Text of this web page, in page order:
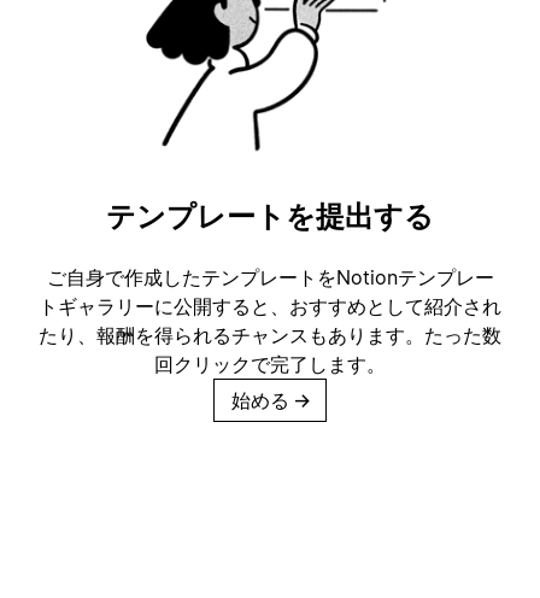
テンプレートを提出する
ご自身で作成したテンプレートをNotionテンプレー
トギャラリーに公開すると、おすすめとして紹介され
たり、報酬を得られるチャンスもあります。たった数
回クリックで完了します。
始める →